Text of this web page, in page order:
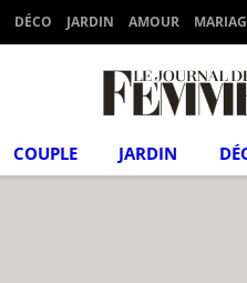
DÉCO JARDIN AMOUR
COUPLE JARDIN